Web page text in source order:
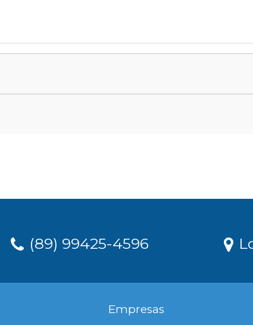
(89) 99425-4596
Empresas